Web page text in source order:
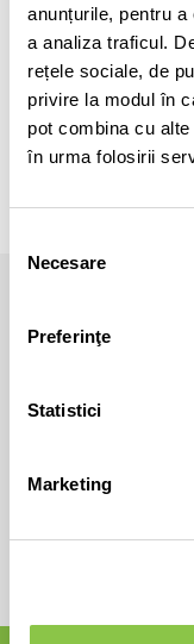
anunțurile, pentru
a analiza traficul.
rețele sociale, de
privire la modul în
pot combina cu
în urma folosirii
consimțământului
Necesare
Preferinţe
Statistici
Marketing
industria
Vestas România, lider
în prezent o flotă de
precum Vifor (192
centre de service.
activ la
tranziția energetică.